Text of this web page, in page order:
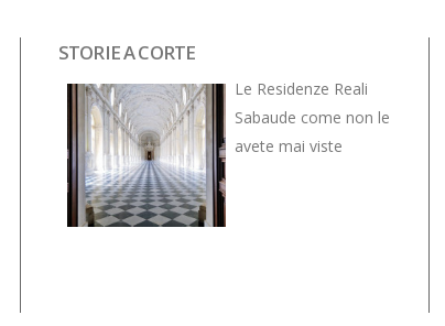
STORIE A CORTE
Le Residenze Reali
Sabaude come non le
avete mai viste